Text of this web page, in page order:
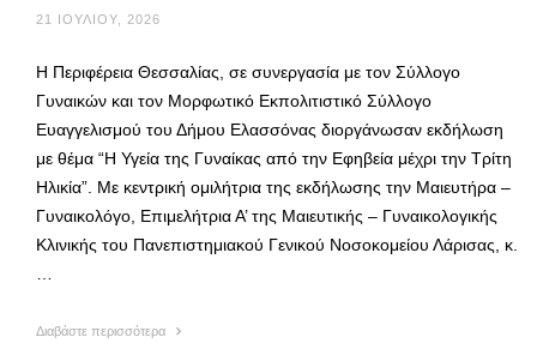
21 ΙΟΥΛΊΟΥ, 2026
Η Περιφέρεια Θεσσαλίας, σε συνεργασία με τον Σύλλογο
Γυναικών και τον Μορφωτικό Εκπολιτιστικό Σύλλογο
Ευαγγελισμού του Δήμου Ελασσόνας διοργάνωσαν εκδήλωση
με θέμα “Η Υγεία της Γυναίκας από την Εφηβεία μέχρι την Τρίτη
Ηλικία”. Με κεντρική ομιλήτρια της εκδήλωσης την Μαιευτήρα –
Γυναικολόγο, Επιμελήτρια Α’ της Μαιευτικής – Γυναικολογικής
Κλινικής του Πανεπιστημιακού Γενικού Νοσοκομείου Λάρισας, κ.
…
Διαβάστε περισσότερα